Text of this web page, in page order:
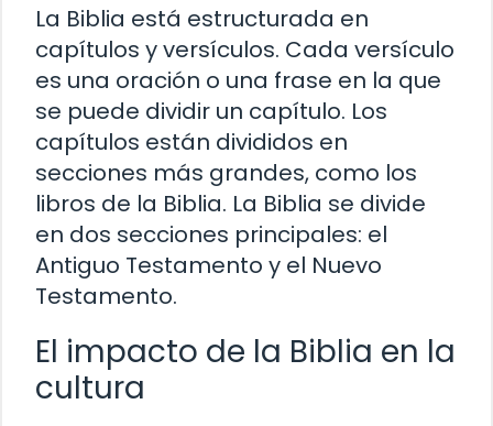
La Biblia está estructurada en
capítulos y versículos. Cada versículo
es una oración o una frase en la que
se puede dividir un capítulo. Los
capítulos están divididos en
secciones más grandes, como los
libros de la Biblia. La Biblia se divide
en dos secciones principales: el
Antiguo Testamento y el Nuevo
Testamento.
El impacto de la Biblia en la
cultura